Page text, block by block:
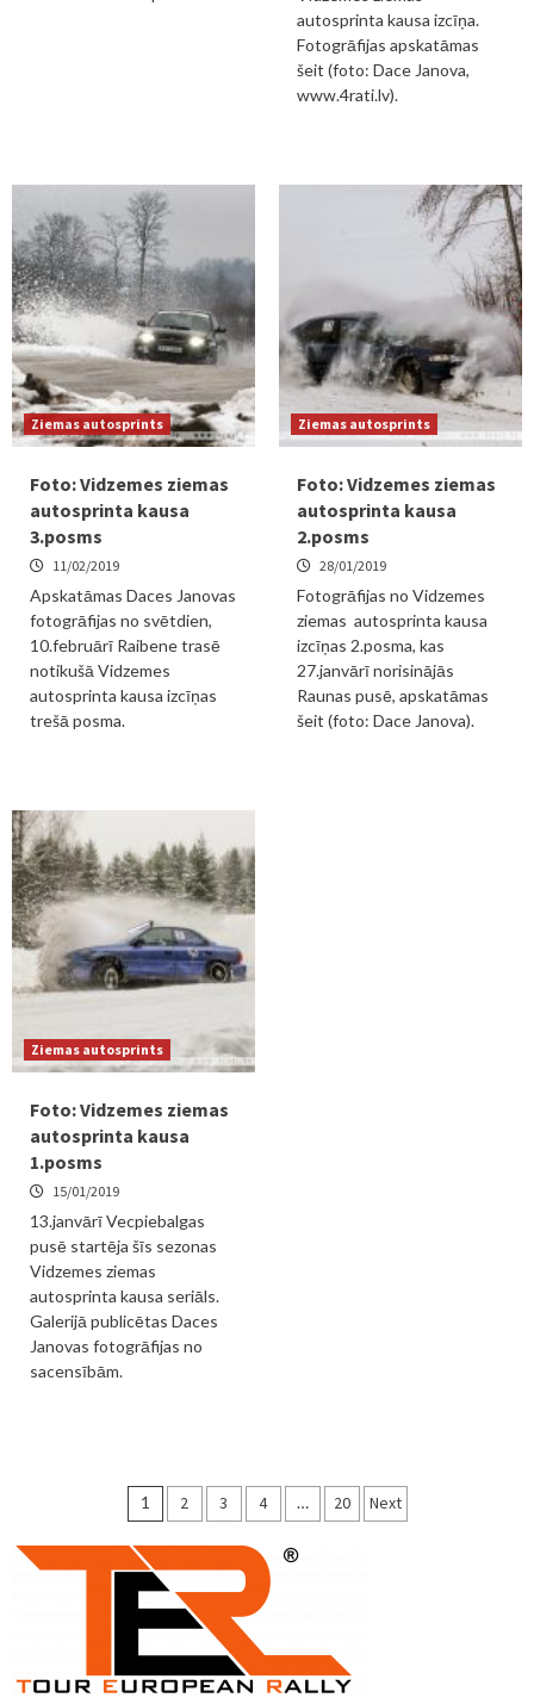
autosprinta kausa izcīņa.
Fotogrāfijas apskatāmas
šeit (foto: Dace Janova,
www.4rati.lv).
Ziemas autosprints
Foto: Vidzemes ziemas
autosprinta kausa
3.posms
11/02/2019
Apskatāmas Daces Janovas
fotogrāfijas no svētdien,
10.februārī Raibene trasē
notikušā Vidzemes
autosprinta kausa izcīņas
trešā posma.
Ziemas autosprints
Foto: Vidzemes ziemas
autosprinta kausa
2.posms
28/01/2019
Fotogrāfijas no Vidzemes
ziemas autosprinta kausa
izcīņas 2.posma, kas
27.janvārī norisinājās
Raunas pusē, apskatāmas
šeit (foto: Dace Janova).
Ziemas autosprints
Foto: Vidzemes ziemas
autosprinta kausa
1.posms
15/01/2019
13.janvārī Vecpiebalgas
pusē startēja šīs sezonas
Vidzemes ziemas
autosprinta kausa seriāls.
Galerijā publicētas Daces
Janovas fotogrāfijas no
sacensībām.
Ziņu
numerācija
pēc
lappusēm
1 2 3 4 … 20 Next